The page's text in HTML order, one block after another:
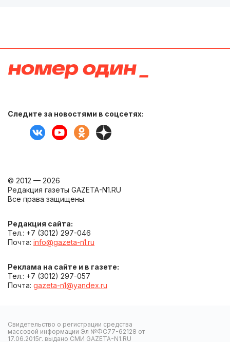
Следите за новостями в соцсетях:
© 2012 — 2026
Редакция газеты GAZETA-N1.RU
Все права защищены.
Редакция сайта:
Тел.: +7 (3012) 297-046
Почта: info@gazeta-n1.ru
Реклама на сайте и в газете:
Тел.: +7 (3012) 297-057
Почта: gazeta-n1@yandex.ru
Свидетельство о регистрации средства
массовой информации Эл №ФС77-62128 от
17.06.2015г. выдано СМИ GAZETA-N1.RU